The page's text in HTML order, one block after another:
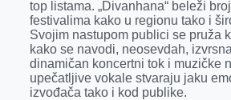
top listama. „Divanhana“ beleži
festivalima kako u regionu tako i
Svojim nastupom publici se pruža
kako se navodi, neosevdah,
dinamičan koncertni tok i muzičke
upečatljive vokale stvaraju jaku
izvođača tako i kod publike.